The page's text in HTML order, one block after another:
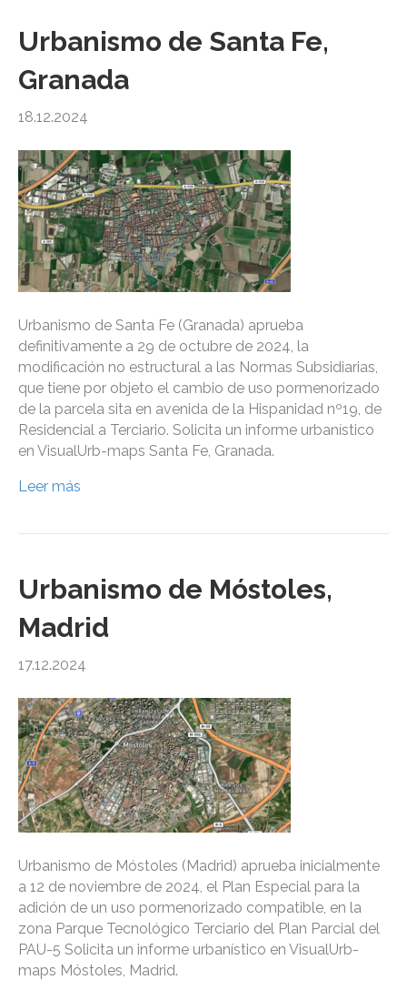
Urbanismo de Santa Fe,
Granada
18.12.2024
Urbanismo de Santa Fe (Granada) aprueba
definitivamente a 29 de octubre de 2024, la
modificación no estructural a las Normas Subsidiarias,
que tiene por objeto el cambio de uso pormenorizado
de la parcela sita en avenida de la Hispanidad nº19, de
Residencial a Terciario. Solicita un informe urbanístico
en VisualUrb-maps Santa Fe, Granada.
Leer más
Urbanismo de Móstoles,
Madrid
17.12.2024
Urbanismo de Móstoles (Madrid) aprueba inicialmente
a 12 de noviembre de 2024, el Plan Especial para la
adición de un uso pormenorizado compatible, en la
zona Parque Tecnológico Terciario del Plan Parcial del
PAU-5 Solicita un informe urbanístico en VisualUrb-
maps Móstoles, Madrid.